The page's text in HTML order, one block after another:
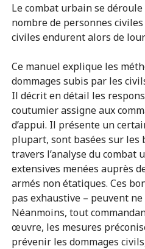
Le combat urbain se
nombre de personnes
civiles endurent alors de
Ce manuel explique les
dommages subis par les
Il décrit en détail les
coutumier assigne aux
d’appui. Il présente un
plupart, sont basées sur les
travers l’analyse du
extensives menées auprès
armés non étatiques. Ces
pas exhaustive – peuvent
Néanmoins, tout
œuvre, les mesures
prévenir les dommages